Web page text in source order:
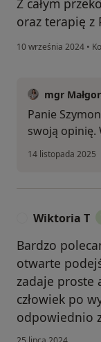
oraz terapię z
10 września 2024 •
mgr
Panie
swoją opinię.
14 listopada 2025
Wiktoria T
Bardzo
otwarte
zadaje proste
człowiek po
odpowiednio